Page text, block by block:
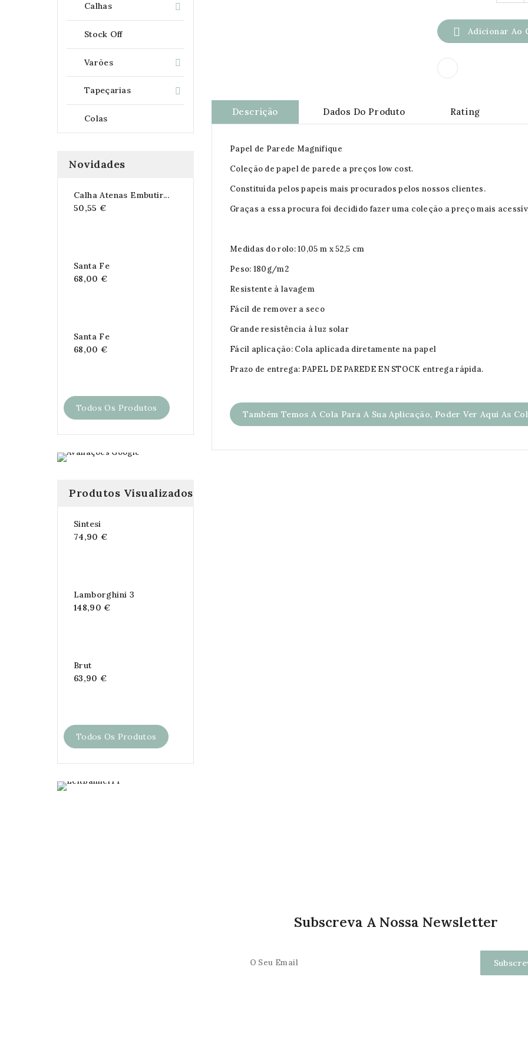

Calhas
Stock Off

Varões

Tapeçarias
Colas
Novidades
Calha Atenas Embutir...
50,55 €
Santa Fe
68,00 €
Santa Fe
68,00 €
Todos Os Produtos
Produtos Visualizados
Sintesi
74,90 €
Lamborghini 3
148,90 €
Brut
63,90 €
Todos Os Produtos
 Adicionar Ao
Descrição Dados Do Produto Rating
Papel de Parede Magnifique
Coleção de papel de parede a preços low cost.
Constituída pelos papeis mais procurados pelos nossos clientes.
Graças a essa procura foi decidido fazer uma coleção a preço mais
Medidas do rolo: 10,05 m x 52,5 cm
Peso: 180g/m2
Resistente à lavagem
Fácil de remover a seco
Grande resistência à luz solar
Fácil aplicação: Cola aplicada diretamente na papel
Prazo de entrega: PAPEL DE PAREDE EN STOCK entrega rápida.
Também Temos A Cola Para A Sua Aplicação, Poder Ver Aqui As
Subscreva A Nossa Newsletter